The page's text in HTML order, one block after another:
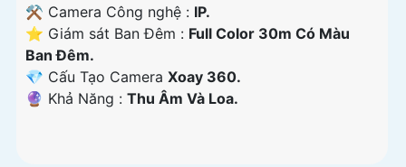
⚒ Camera Công nghệ : IP.
⭐ Giám sát Ban Đêm : Full Color 30m Có Màu
Ban Ðêm.
💎 Cấu Tạo Camera Xoay 360.
️🔮 Khả Năng : Thu Âm Và Loa.